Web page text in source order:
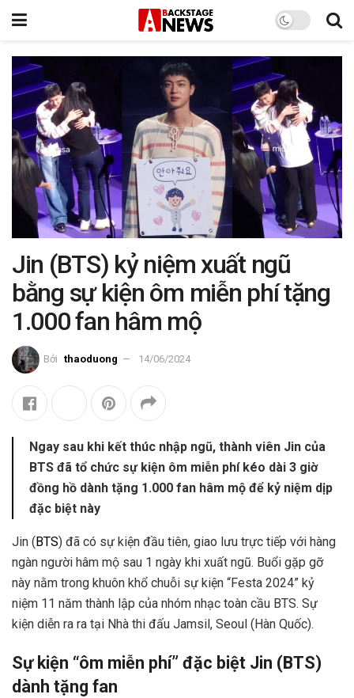
Jin (BTS) kỷ niệm xuất ngũ
bằng sự kiện ôm miễn phí tặng
1.000 fan hâm mộ
Bởi thaoduong 14/06/2024
Ngay sau khi kết thúc nhập ngũ, thành viên Jin của
BTS đã tổ chức sự kiện ôm miễn phí kéo dài 3 giờ
đồng hồ dành tặng 1.000 fan hâm mộ để kỷ niệm dịp
đặc biệt này
Jin (BTS) đã có sự kiện đầu tiên, giao lưu trực tiếp với hàng
ngàn người hâm mộ sau 1 ngày khi xuất ngũ. Buổi gặp gỡ
này nằm trong khuôn khổ chuỗi sự kiện “Festa 2024” kỷ
niệm 11 năm thành lập của nhóm nhạc toàn cầu BTS. Sự
kiện diễn ra ra tại Nhà thi đấu Jamsil, Seoul (Hàn Quốc).
Sự kiện “ôm miễn phí” đặc biệt Jin (BTS)
dành tặng fan